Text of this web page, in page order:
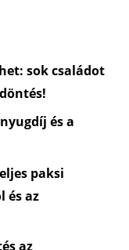
sok családot
és a
paksi
és az
az